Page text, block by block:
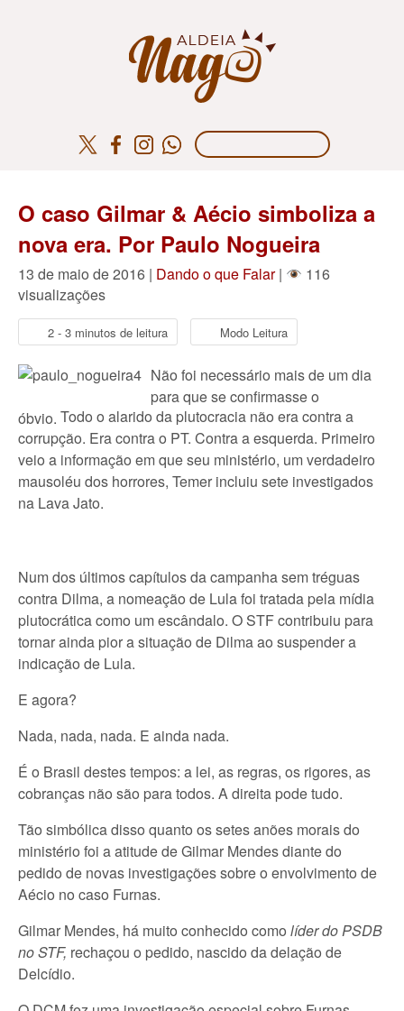
O caso Gilmar & Aécio simboliza a
nova era. Por Paulo Nogueira
13 de maio de 2016 | Dando o que Falar|
116
visualizações
2 - 3 minutos de leitura Modo Leitura
Não foi necessário mais de um dia
para que se confirmasse o
óbvio. Todo o alarido da plutocracia não era contra a
corrupção. Era contra o PT. Contra a esquerda. Primeiro
veio a informação em que seu ministério, um verdadeiro
mausoléu dos horrores, Temer incluiu sete investigados
na Lava Jato.
Num dos últimos capítulos da campanha sem tréguas
contra Dilma, a nomeação de Lula foi tratada pela mídia
plutocrática como um escândalo. O STF contribuiu para
tornar ainda pior a situação de Dilma ao suspender a
indicação de Lula.
E agora?
Nada, nada, nada. E ainda nada.
É o Brasil destes tempos: a lei, as regras, os rigores, as
cobranças não são para todos. A direita pode tudo.
Tão simbólica disso quanto os setes anões morais do
ministério foi a atitude de Gilmar Mendes diante do
pedido de novas investigações sobre o envolvimento de
Aécio no caso Furnas.
Gilmar Mendes, há muito conhecido como líder do PSDB
no STF, rechaçou o pedido, nascido da delação de
Delcídio.